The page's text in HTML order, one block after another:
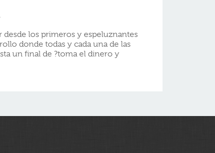
los primeros y espeluznantes
donde todas y cada una de las
un final de ?toma el dinero y